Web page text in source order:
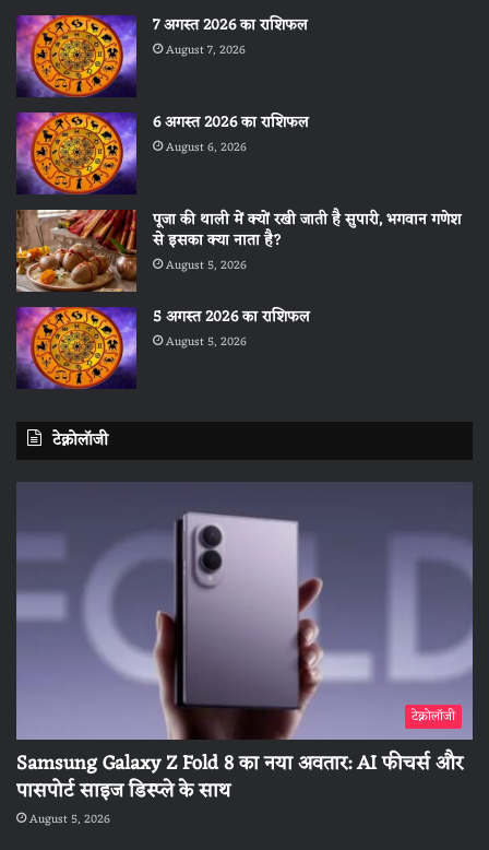
7 अगस्त 2026 का राशिफल
August 7, 2026
6 अगस्त 2026 का राशिफल
August 6, 2026
पूजा की थाली में क्यों रखी जाती है सुपारी, भगवान गणेश
से इसका क्या नाता है?
August 5, 2026
5 अगस्त 2026 का राशिफल
August 5, 2026
टेक्नोलॉजी
टेक्नोलॉजी
Samsung Galaxy Z Fold 8 का नया अवतार: AI फीचर्स और
पासपोर्ट साइज डिस्प्ले के साथ
August 5, 2026